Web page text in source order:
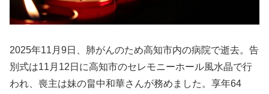
2025年11月9日、肺がんのため高知市内の病院で逝去。告
別式は11月12日に高知市のセレモニーホール風水晶で行
われ、喪主は妹の畠中和華さんが務めました。享年64